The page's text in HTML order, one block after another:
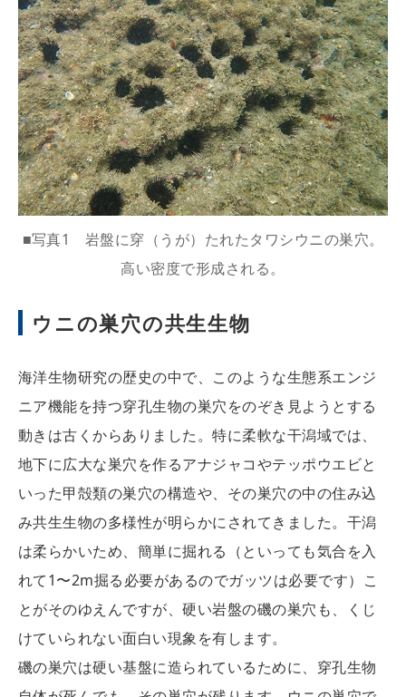
■写真1 岩盤に穿（うが）たれたタワシウニの巣穴。
高い密度で形成される。
ウニの巣穴の共生生物
海洋生物研究の歴史の中で、このような生態系エンジ
ニア機能を持つ穿孔生物の巣穴をのぞき見ようとする
動きは古くからありました。特に柔軟な干潟域では、
地下に広大な巣穴を作るアナジャコやテッポウエビと
いった甲殻類の巣穴の構造や、その巣穴の中の住み込
み共生生物の多様性が明らかにされてきました。干潟
は柔らかいため、簡単に掘れる（といっても気合を入
れて1〜2m掘る必要があるのでガッツは必要です）こ
とがそのゆえんですが、硬い岩盤の磯の巣穴も、くじ
けていられない面白い現象を有します。
磯の巣穴は硬い基盤に造られているために、穿孔生物